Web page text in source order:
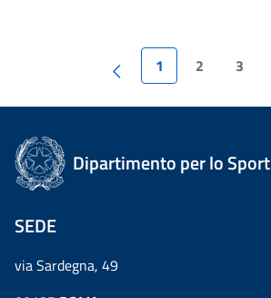
1 2 3
Dipartimento per lo Sport
SEDE
via Sardegna, 49